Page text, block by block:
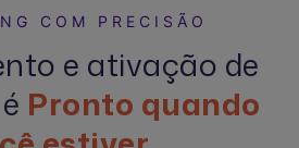
COM PRECISÃO
e ativação de
Pronto quando